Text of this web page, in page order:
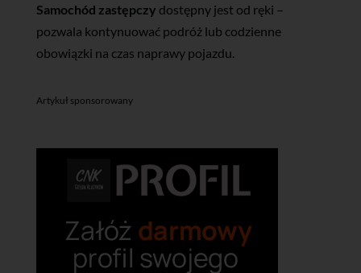
Samochód zastępczy dostępny jest od ręki –
pozwala kontynuować podróż lub codzienne
obowiązki na czas naprawy pojazdu.
Artykuł sponsorowany